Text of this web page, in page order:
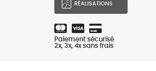
RÉALISATIONS
Paiement sécurisé
2x, 3x, 4x sans frais